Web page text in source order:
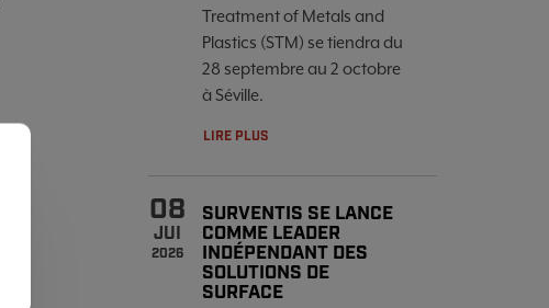
Treatment of Metals and
Plastics (STM) se tiendra du
28 septembre au 2 octobre
à Séville.
LIRE PLUS
08
JUI
2026
SURVENTIS SE LANCE
COMME LEADER
INDÉPENDANT DES
SOLUTIONS DE
SURFACE